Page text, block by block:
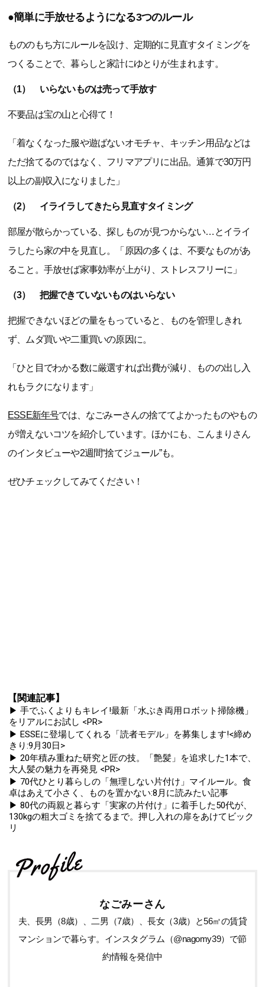
●簡単に手放せるようになる3つのルール
もののもち方にルールを設け、定期的に見直すタイミングを
つくることで、暮らしと家計にゆとりが生まれます。
（1） いらないものは売って手放す
不要品は宝の山と心得て！
「着なくなった服や遊ばないオモチャ、キッチン用品などは
ただ捨てるのではなく、フリマアプリに出品。通算で30万円
以上の副収入になりました」
（2） イライラしてきたら見直すタイミング
部屋が散らかっている、探しものが見つからない…とイライ
ラしたら家の中を見直し。「原因の多くは、不要なものがあ
ること。手放せば家事効率が上がり、ストレスフリーに」
（3） 把握できていないものはいらない
把握できないほどの量をもっていると、ものを管理しきれ
ず、ムダ買いや二重買いの原因に。
「ひと目でわかる数に厳選すれば出費が減り、ものの出し入
れもラクになります」
ESSE新年号では、なごみーさんの捨ててよかったものやもの
が増えないコツを紹介しています。ほかにも、こんまりさん
のインタビューや2週間“捨てジュール”も。
ぜひチェックしてみてください！
【関連記事】
▶ 手でふくよりもキレイ!最新「水ぶき両用ロボット掃除機」
をリアルにお試し <PR>
▶ ESSEに登場してくれる「読者モデル」を募集します!<締め
きり:9月30日>
▶ 20年積み重ねた研究と匠の技。「艶髪」を追求した1本で、
大人髪の魅力を再発見 <PR>
▶ 70代ひとり暮らしの「無理しない片付け」マイルール。食
卓はあえて小さく、ものを置かない:8月に読みたい記事
▶ 80代の両親と暮らす「実家の片付け」に着手した50代が、
130kgの粗大ゴミを捨てるまで。押し入れの扉をあけてビック
リ
なごみーさん
夫、長男（8歳）、二男（7歳）、長女（3歳）と56㎡の賃貸
マンションで暮らす。インスタグラム（@nagomy39）で節
約情報を発信中